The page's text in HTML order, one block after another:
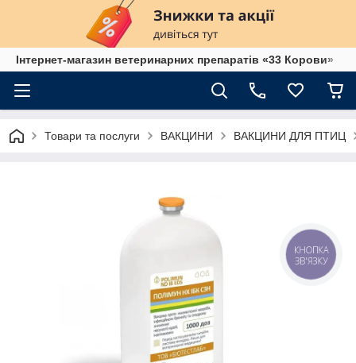
Інтернет-магазин ветеринарних препаратів «33 Корови»
Товари та послуги ВАКЦИНИ ВАКЦИНИ ДЛЯ ПТИЦ
КНОПКА
ЗВ'ЯЗКУ